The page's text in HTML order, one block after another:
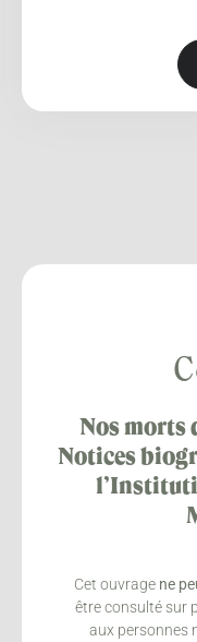
Nos morts
Notices
Cet ouvrage ne
être consulté sur
aux personnes